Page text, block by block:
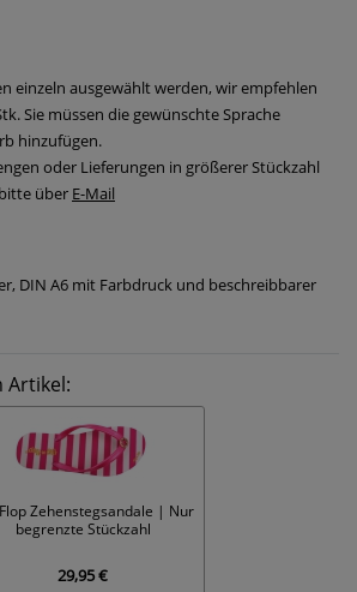
einzeln ausgewählt werden, wir empfehlen
Sie müssen die gewünschte Sprache
hinzufügen.
oder Lieferungen in größerer Stückzahl
über E-Mail
DIN A6 mit Farbdruck und beschreibbarer
Artikel:
Zehenstegsandale | Nur
begrenzte Stückzahl
29,95 €